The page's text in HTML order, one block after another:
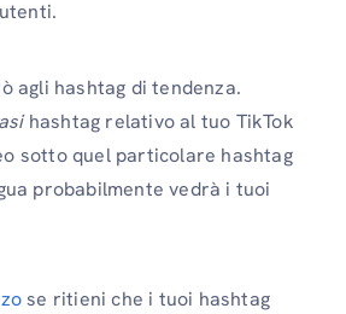
agli hashtag di tendenza.
hashtag relativo al tuo TikTok
sotto quel particolare hashtag
probabilmente vedrà i tuoi
se ritieni che i tuoi hashtag